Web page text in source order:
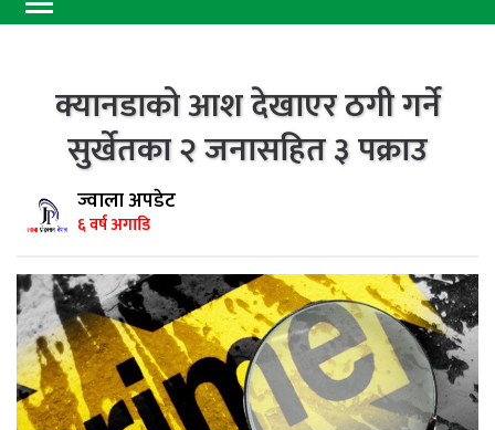
क्यानडाको आश देखाएर ठगी गर्ने
सुर्खेतका २ जनासहित ३ पक्राउ
ज्वाला अपडेट
६ वर्ष अगाडि